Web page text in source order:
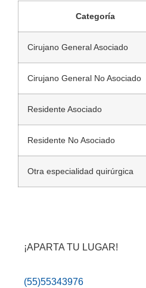
Categoría
Cirujano General Asociado
Cirujano General No Asociado
Residente Asociado
Residente No Asociado
Otra especialidad quirúrgica
¡APARTA TU LUGAR!
(55)55343976